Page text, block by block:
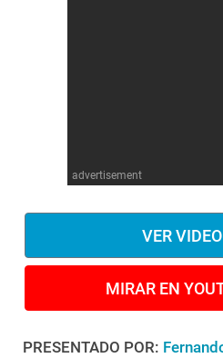
advertisement
VER VIDEO
MIRAR EN
PRESENTADO POR: